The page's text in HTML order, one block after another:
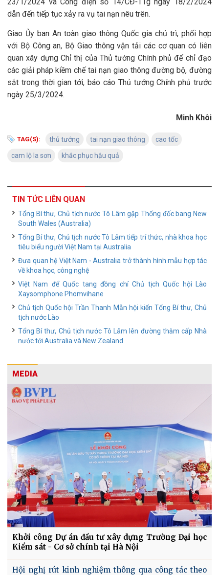
dẫn đến tiếp tục xảy ra vụ tai nạn nêu trên.
Giao Ủy ban An toàn giao thông Quốc gia chủ trì, phối hợp
với Bộ Công an, Bộ Giao thông vận tải các cơ quan có liên
quan xây dựng Chỉ thị của Thủ tướng Chính phủ để chỉ đạo
các giải pháp kiềm chế tai nạn giao thông đường bộ, đường
sắt trong thời gian tới, báo cáo Thủ tướng Chính phủ trước
ngày 25/3/2024.
Minh Khôi
TAG(S): thủ tướng tai nạn giao thông cao tốc
cam lộ la sơn khắc phục hậu quả
TIN TỨC LIÊN QUAN
Tổng Bí thư, Chủ tịch nước Tô Lâm gặp Thống đốc bang New
South Wales (Australia)
Tổng Bí thư, Chủ tịch nước Tô Lâm tiếp trí thức, nhà khoa học
tiêu biểu người Việt Nam tại Australia
Đưa quan hệ Việt Nam - Australia trở thành hình mẫu hợp tác
về khoa học, công nghệ
Việt Nam để Quốc tang đồng chí Chủ tịch Quốc hội Lào
Xaysomphone Phomvihane
Chủ tịch Quốc hội Trần Thanh Mẫn hội kiến Tổng Bí thư, Chủ
tịch nước Lào
Tổng Bí thư, Chủ tịch nước Tô Lâm lên đường thăm cấp Nhà
nước tới Australia và New Zealand
MEDIA
Khởi công Dự án đầu tư xây dựng Trường Đại học
Kiểm sát - Cơ sở chính tại Hà Nội
Hội nghị rút kinh nghiệm thông qua công tác theo